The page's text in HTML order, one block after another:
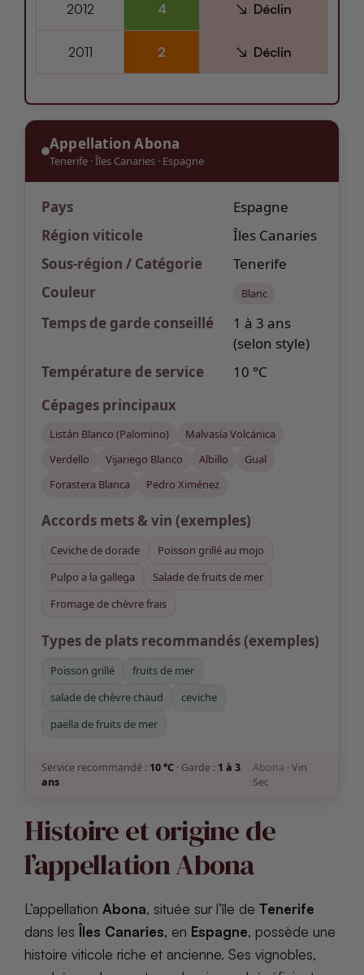
2012 4 Déclin
2011 2 Déclin
Appellation Abona
Tenerife ·Îles Canaries · Espagne
Pays
Espagne
Région viticole
Îles Canaries
Sous-région / Catégorie
Tenerife
Couleur
Blanc
Temps de garde conseillé
1 à 3 ans
(selon style)
Température de service
10 °C
Cépages principaux
Listán Blanco (Palomino)
Malvasía Volcánica
Verdello
Vijariego Blanco Albillo
Gual
Forastera Blanca
Pedro Ximénez
Accords mets & vin (exemples)
Ceviche de dorade
Poisson grillé au mojo
Pulpo a la gallega
Salade de fruits de mer
Fromage de chèvre frais
Types de plats recommandés (exemples)
Poisson grillé
fruits de mer
salade de chèvre chaud
ceviche
paella de fruits de mer
Service recommandé : 10 °C · Garde : 1 à 3
ans
Abona · Vin
Sec
Histoire et origine de
l’appellation Abona
L’appellation Abona, située sur l’île de Tenerife
dans les Îles Canaries, en Espagne, possède une
histoire viticole riche et ancienne. Ses vignobles,